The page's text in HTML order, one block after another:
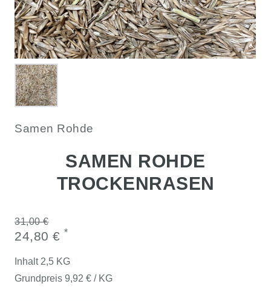
Samen Rohde
SAMEN ROHDE
TROCKENRASEN
31,00 €
24,80 € *
Inhalt 2,5 KG
Grundpreis 9,92 € / KG